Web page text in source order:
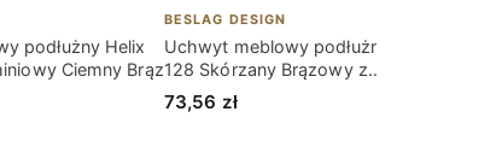
podłużny Helix
Ciemny Brąz
BESLAG DESIGN
Uchwyt meblowy podłużny Loop
128 Skórzany Brązowy z
Chromem
73,56 zł